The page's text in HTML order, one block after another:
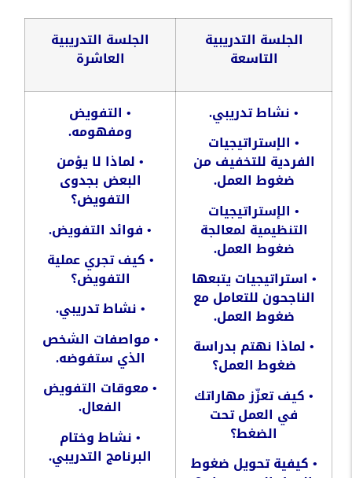
الجلسة التدريبية
التاسعة
الجلسة التدريبية
العاشرة
•نشاطتدريبي.
• الإستراتيجيات
الفردية للتخفيف من
ضغوط العمل.
• الإستراتيجيات
التنظيمية لمعالجة
ضغوط العمل.
• استراتيجيات يتبعها
الناجحون للتعامل مع
ضغوط العمل.
•لماذا نهتم بدراسة
ضغوط العمل؟
•كيفتعزّزمهاراتك
في العملتحت
الضغط؟
•كيفية تحويل ضغوط
• التفويض
ومفهومه.
•لماذا لايؤمن
البعض بجدوى
التفويض؟
•فوائد التفويض.
•كيف تجري عملية
التفويض؟
•نشاطتدريبي.
•مواصفات الشخص
الذي ستفوضه.
•معوقات التفويض
الفعال.
•نشاطوختام
البرنامج التدريبي.